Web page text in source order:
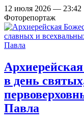
12 июля 2026 — 23:42
Фоторепортаж
в день
Павла